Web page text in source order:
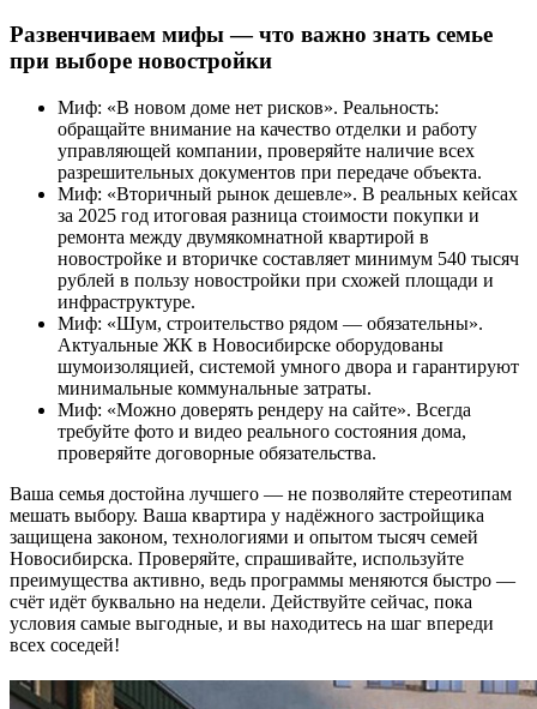
Развенчиваем мифы — что важно знать семье
при выборе новостройки
Миф: «В новом доме нет рисков». Реальность:
обращайте внимание на качество отделки и работу
управляющей компании, проверяйте наличие всех
разрешительных документов при передаче объекта.
Миф: «Вторичный рынок дешевле». В реальных кейсах
за 2025 год итоговая разница стоимости покупки и
ремонта между двумякомнатной квартирой в
новостройке и вторичке составляет минимум 540 тысяч
рублей в пользу новостройки при схожей площади и
инфраструктуре.
Миф: «Шум, строительство рядом — обязательны».
Актуальные ЖК в Новосибирске оборудованы
шумоизоляцией, системой умного двора и гарантируют
минимальные коммунальные затраты.
Миф: «Можно доверять рендеру на сайте». Всегда
требуйте фото и видео реального состояния дома,
проверяйте договорные обязательства.
Ваша семья достойна лучшего — не позволяйте стереотипам
мешать выбору. Ваша квартира у надёжного застройщика
защищена законом, технологиями и опытом тысяч семей
Новосибирска. Проверяйте, спрашивайте, используйте
преимущества активно, ведь программы меняются быстро —
счёт идёт буквально на недели. Действуйте сейчас, пока
условия самые выгодные, и вы находитесь на шаг впереди
всех соседей!